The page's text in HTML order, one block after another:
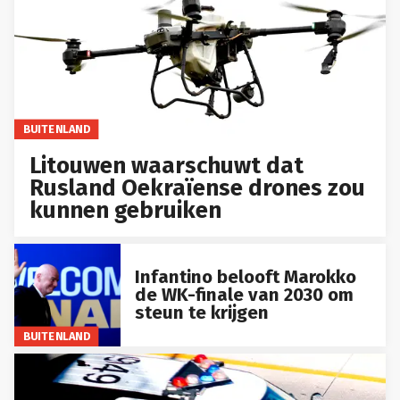
BUITENLAND
Litouwen waarschuwt dat
Rusland Oekraïense drones zou
kunnen gebruiken
BUITENLAND
Infantino belooft Marokko
de WK-finale van 2030 om
steun te krijgen